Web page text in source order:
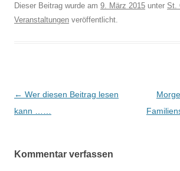
Dieser Beitrag wurde am 9. März 2015 unter St.
Veranstaltungen veröffentlicht.
Beitrags-
Navigation
← Wer diesen Beitrag lesen
kann ……
Kommentar verfassen